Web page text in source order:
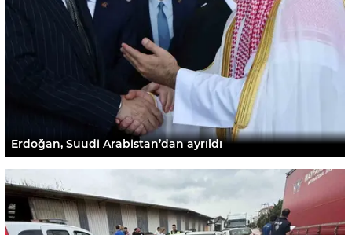
Erdoğan, Suudi Arabistan’dan ayrıldı